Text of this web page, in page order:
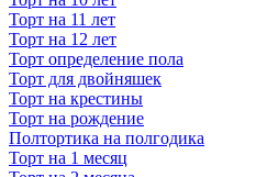
Торт на 11 лет
Торт на 12 лет
Торт определение пола
Торт для двойняшек
Торт на крестины
Торт на рождение
Полтортика на полгодика
Торт на 1 месяц